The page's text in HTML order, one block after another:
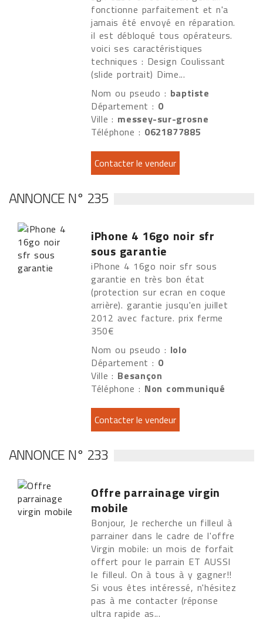
fonctionne parfaitement et n'a
jamais été envoyé en réparation.
il est débloqué tous opérateurs.
voici ses caractéristiques
techniques : Design Coulissant
(slide portrait) Dime...
Nom ou pseudo : baptiste
Département : 0
Ville : messey-sur-grosne
Téléphone : 0621877885
ANNONCE N° 235
iPhone 4 16go noir sfr
sous garantie
iPhone 4 16go noir sfr sous
garantie en très bon état
(protection sur ecran en coque
arrière). garantie jusqu'en juillet
2012 avec facture. prix ferme
350€
Nom ou pseudo : lolo
Département : 0
Ville : Besançon
Téléphone : Non communiqué
ANNONCE N° 233
Offre parrainage virgin
mobile
Bonjour, Je recherche un filleul à
parrainer dans le cadre de l'offre
Virgin mobile: un mois de forfait
offert pour le parrain ET AUSSI
le filleul. On à tous à y gagner!!
Si vous êtes intéressé, n'hésitez
pas à me contacter (réponse
ultra rapide as...